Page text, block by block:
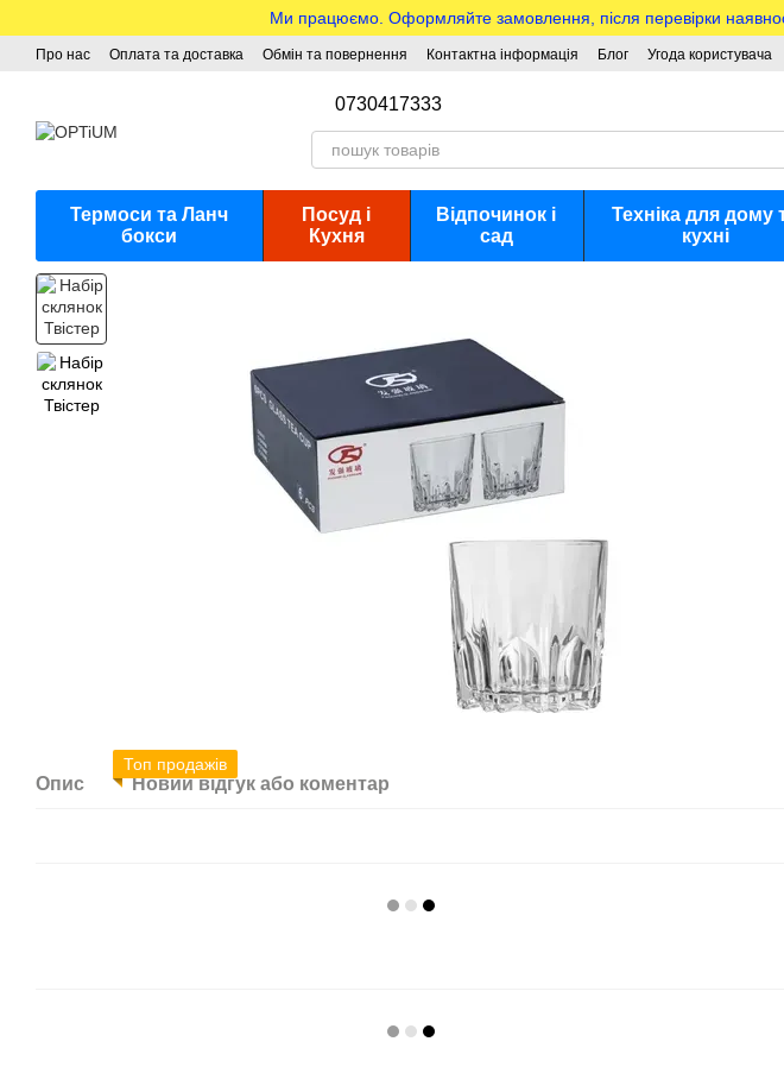
Ми працюємо. Оформляйте замовлення, після перевірки
Про нас Оплата та доставка Обмін та повернення Контактна інформація Блог Угода користувача
0730417333
Термоси та Ланч
бокси
Посуд і
Кухня
Відпочинок і
сад
Техніка для дому
кухні
Топ продажів
Опис Новий відгук або коментар